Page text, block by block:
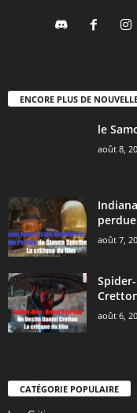
ENCORE PLUS DE
le
août 8,
août 7,
août 6,
CATÉGORIE POPULAIRE